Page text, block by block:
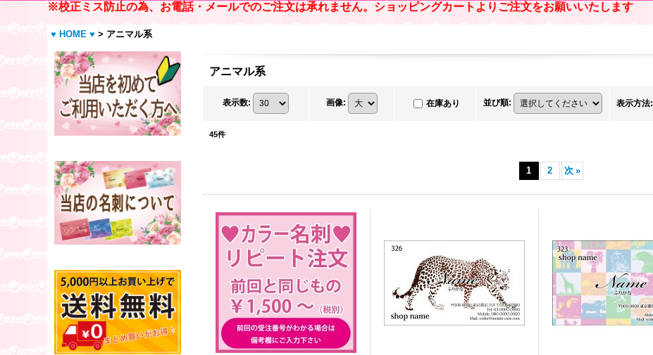
※校正ミス防止の為、お電話・メールでのご注文は承れません。ショッピングカートよりご注文をお願いいたします
♥ HOME ♥ > アニマル系
アニマル系
表示数: 画像: 在庫あり 並び順: 表示方法:
45件
1 2 次 »